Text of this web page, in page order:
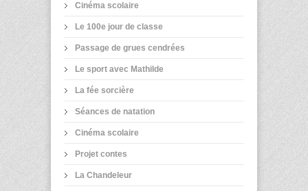
Cinéma scolaire
Le 100e jour de classe
Passage de grues cendrées
Le sport avec Mathilde
La fée sorcière
Séances de natation
Cinéma scolaire
Projet contes
La Chandeleur